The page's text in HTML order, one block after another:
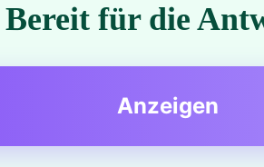
Bereit für die
Anzeigen